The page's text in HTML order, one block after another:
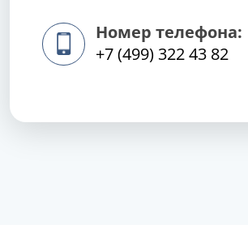
Номер телефона:
+7 (499) 322 43 82